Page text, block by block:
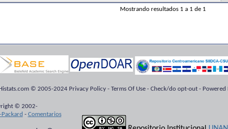
Mostrando resultados 1 a 1 de 1
© 2005-2024 Privacy Policy - Terms Of Use - Check/do opt-out - Powered
© 2002-
- Comentarios